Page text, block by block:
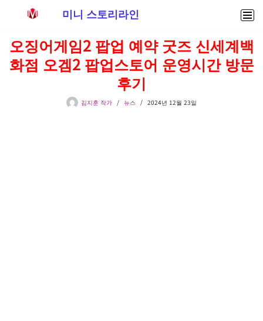
텐
츠
로
미니 스토리라인
오징어게임2 팝업 예약 굿즈 신세계백
화점 오겜2 팝업스토어 운영시간 방문
후기
김지훈 작가 뉴스 2024년 12월 23일